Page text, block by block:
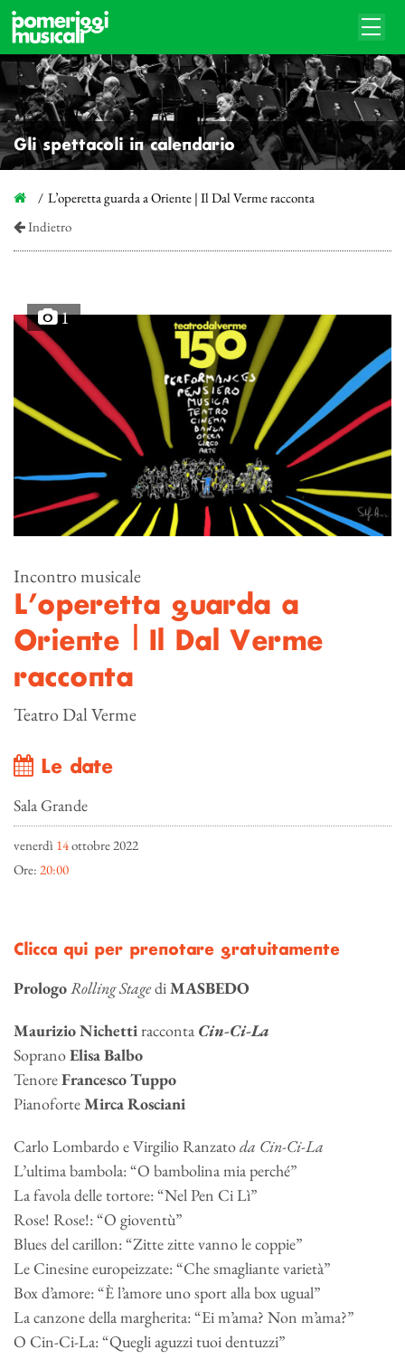
Gli spettacoli in calendario
L’operetta guarda a Oriente | Il Dal Verme racconta
Indietro
1
Incontro musicale
L’operetta guarda a
Oriente | Il Dal Verme
racconta
Teatro Dal Verme
Le date
Sala Grande
venerdì 14ottobre 2022
Ore: 20:00
Clicca qui per prenotare gratuitamente
PrologoRolling StagediMASBEDO
Maurizio Nichettiracconta Cin-Ci-La
SopranoElisa Balbo
TenoreFrancesco Tuppo
PianoforteMirca Rosciani
Carlo Lombardo e Virgilio Ranzatoda Cin-Ci-La
L’ultima bambola: “O bambolina mia perché”
La favola delle tortore: “Nel Pen Ci Lì”
Rose! Rose!: “O gioventù”
Blues del carillon: “Zitte zitte vanno le coppie”
Le Cinesine europeizzate: “Che smagliante varietà”
Box d’amore: “È l’amore uno sport alla box ugual”
La canzone della margherita: “Ei m’ama? Non m’ama?”
O Cin-Ci-La: “Quegli aguzzi tuoi dentuzzi”